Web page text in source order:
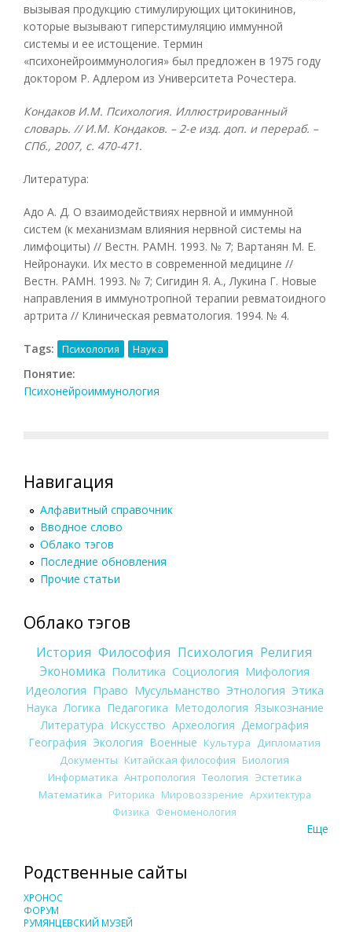
вызывая продукцию стимулирующих цитокининов,
которые вызывают гиперстимуляцию иммунной
системы и ее истощение. Термин
«психонейроиммунология» был предложен в 1975 году
доктором Р. Адлером из Университета Рочестера.
Кондаков И.М. Психология. Иллюстрированный
словарь. // И.М. Кондаков. – 2-е изд. доп. и перераб. –
СПб., 2007, с. 470-471.
Литература:
Адо А. Д. О взаимодействиях нервной и иммунной
систем (к механизмам влияния нервной системы на
лимфоциты) // Вестн. РАМН. 1993. № 7; Вартанян М. Е.
Нейронауки. Их место в современной медицине //
Вестн. РАМН. 1993. № 7; Сигидин Я. А., Лукина Г. Новые
направления в иммунотропной терапии ревматоидного
артрита // Клиническая ревматология. 1994. № 4.
Tags: Психология Наука
Понятие:
Психонейроиммунология
Навигация
Алфавитный справочник
Вводное слово
Облако тэгов
Последние обновления
Прочие статьи
Облако тэгов
История Философия Психология Религия
Экономика Политика Социология Мифология
Идеология Право Мусульманство Этнология Этика
Наука Логика Педагогика Методология Языкознание
Литература Искусство Археология Демография
География Экология Военные Культура
Дипломатия
Документы Китайская философия Биология
Информатика Антропология Теология Эстетика
Математика Риторика Мировоззрение Архитектура
Физика Феноменология
Еще
Родственные сайты
ХРОНОС
ФОРУМ
РУМЯНЦЕВСКИЙ МУЗЕЙ